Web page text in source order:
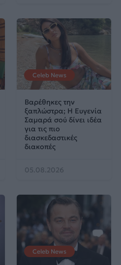
Celeb News
Βαρέθηκες την
ξαπλώστρα; Η Ευγενία
Σαμαρά σού δίνει ιδέα
για τις πιο
διασκεδαστικές
διακοπές
05.08.2026
Celeb News